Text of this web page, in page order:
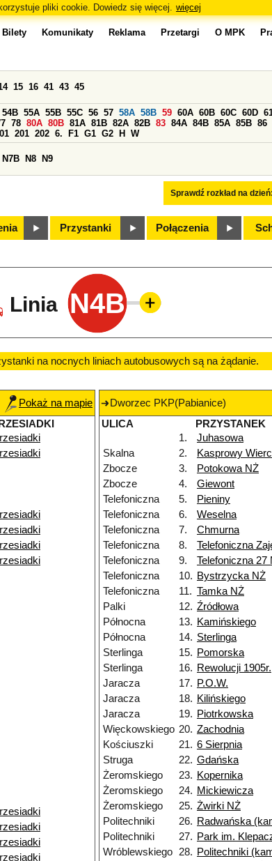
pliki cookie. Dowiedz się więcej. więcej
Bilety Komunikaty Reklama Przetargi O MPK
Sprawdź rozkład na dzień:
15 16 41 43 45
54B 55A 55B 55C 56 57 58A 58B 59 60A 60B 60C 60D
78 80A 80B 81A 81B 82A 82B 83 84A 84B 85A 85B 86
201 202 6. F1 G1 G2 H W
N7B N8 N9
Przystanki Połączenia
Linia N4B
na nocnych liniach autobusowych są na żądanie.
Pokaż na mapie
Dworzec PKP(Pabianice)
ULICA
PRZYSTANEK
1.
Juhasowa
Skalna
2. Kasprowy
Zbocze
3. Potokowa NŻ
Zbocze
4. Giewont
Telefoniczna
5. Pieniny
Telefoniczna
6. Weselna
Telefoniczna
7. Chmurna
Telefoniczna
8. Telefoniczna
Telefoniczna
9. Telefoniczna 27
Telefoniczna
10. Bystrzycka NŻ
Telefoniczna
11. Tamka NŻ
Palki
12. Źródłowa
Północna
13. Kamińskiego
Północna
14. Sterlinga
Sterlinga
15. Pomorska
Sterlinga
16. Rewolucji 1905r.
Jaracza
17. P.O.W.
Jaracza
18. Kilińskiego
Jaracza
19. Piotrkowska
Więckowskiego 20. Zachodnia
Kościuszki
21. 6 Sierpnia
Struga
22. Gdańska
Żeromskiego
23. Kopernika
Żeromskiego
24. Mickiewicza
Żeromskiego
25. Żwirki NŻ
Politechniki
26. Radwańska
Politechniki
27. Park im.
Wróblewskiego
28. Politechniki